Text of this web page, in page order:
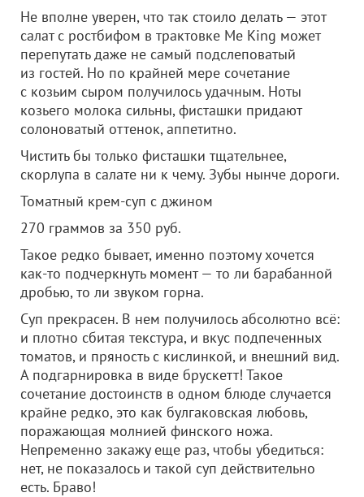
Не вполне уверен, что так стоило делать — этот
салат с ростбифом в трактовке Me King может
перепутать даже не самый подслеповатый
из гостей. Но по крайней мере сочетание
с козьим сыром получилось удачным. Ноты
козьего молока сильны, фисташки придают
солоноватый оттенок, аппетитно.
Чистить бы только фисташки тщательнее,
скорлупа в салате ни к чему. Зубы нынче дороги.
Томатный крем-суп с джином
270 граммов за 350 руб.
Такое редко бывает, именно поэтому хочется
как-то подчеркнуть момент — то ли барабанной
дробью, то ли звуком горна.
Суп прекрасен. В нем получилось абсолютно всё:
и плотно сбитая текстура, и вкус подпеченных
томатов, и пряность с кислинкой, и внешний вид.
А подгарнировка в виде брускетт! Такое
сочетание достоинств в одном блюде случается
крайне редко, это как булгаковская любовь,
поражающая молнией финского ножа.
Непременно закажу еще раз, чтобы убедиться:
нет, не показалось и такой суп действительно
есть. Браво!